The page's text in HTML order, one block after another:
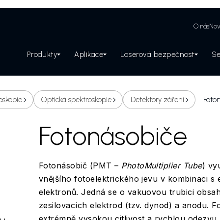
O nás
Produkty Aplikace Laserová bezpečnost
Optická spektroskopie Detektory záření
Fotonásobiče
Fotonásobič (PMT – PhotoMultiplier Tube)
vnějšího fotoelektrického jevu v kombinaci s
elektronů. Jedná se o vakuovou trubici
zesilovacích elektrod (tzv. dynod) a anodu.